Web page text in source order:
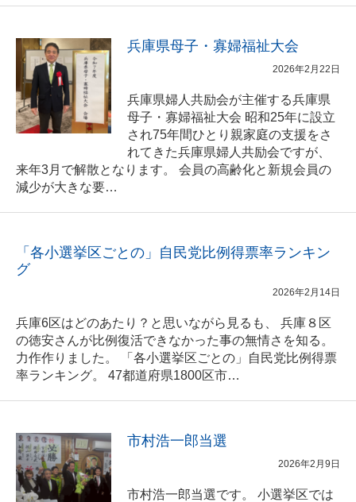
兵庫県母子・寡婦福祉大会
2026年2月22日
兵庫県婦人共励会が主催する兵庫県
母子・寡婦福祉大会 昭和25年に設立
され75年間ひとり親家庭の支援をさ
れてきた兵庫県婦人共励会ですが、
来年3月で解散となります。 会員の高齢化と新規会員の
減少が大きな要…
「各小選挙区ごとの」自民党比例得票率ランキン
グ
2026年2月14日
兵庫6区はどのあたり？と思いながら見るも、 兵庫８区
の徳安さんが比例復活できなかった事の無情さを知る。
力作作りました。 「各小選挙区ごとの」自民党比例得票
率ランキング。 47都道府県1800区市…
市村浩一郎当選
2026年2月9日
市村浩一郎当選です。 小選挙区では